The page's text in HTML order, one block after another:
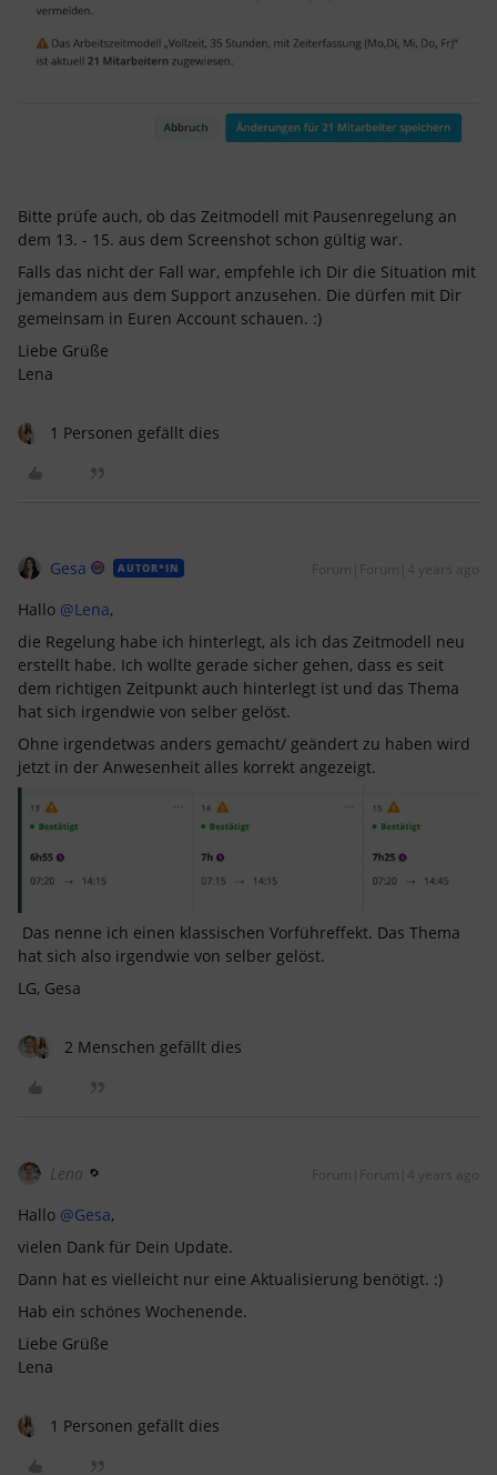
Bitte prüfe auch, ob das Zeitmodell mit Pausenregelung an
dem 13. - 15. aus dem Screenshot schon gültig war.
Falls das nicht der Fall war, empfehle ich Dir die Situation mit
jemandem aus dem Support anzusehen. Die dürfen mit Dir
gemeinsam in Euren Account schauen. :)
Liebe Grüße
Lena
1 Personen gefällt dies
Gesa AUTOR*IN Forum|Forum|4 years ago
Hallo @Lena,
die Regelung habe ich hinterlegt, als ich das Zeitmodell neu
erstellt habe. Ich wollte gerade sicher gehen, dass es seit
dem richtigen Zeitpunkt auch hinterlegt ist und das Thema
hat sich irgendwie von selber gelöst.
Ohne irgendetwas anders gemacht/ geändert zu haben wird
jetzt in der Anwesenheit alles korrekt angezeigt.
Das nenne ich einen klassischen Vorführeffekt. Das Thema
hat sich also irgendwie von selber gelöst.
LG, Gesa
2 Menschen gefällt dies
Lena Forum|Forum|4 years ago
Hallo @Gesa,
vielen Dank für Dein Update.
Dann hat es vielleicht nur eine Aktualisierung benötigt. :)
Hab ein schönes Wochenende.
Liebe Grüße
Lena
1 Personen gefällt dies